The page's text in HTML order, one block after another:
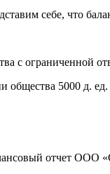
себе, что
с ограниченной
5000 д.
отчет ООО